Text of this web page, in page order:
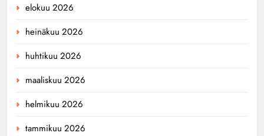
elokuu 2026
heinäkuu 2026
huhtikuu 2026
maaliskuu 2026
helmikuu 2026
tammikuu 2026